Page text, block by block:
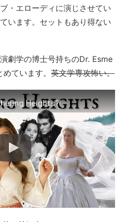
・エローディに演じさせてい
います。セットもあり得ない
劇学の博士号持ちのDr. Esme
ています。 英文学専攻怖い。
Heights?!